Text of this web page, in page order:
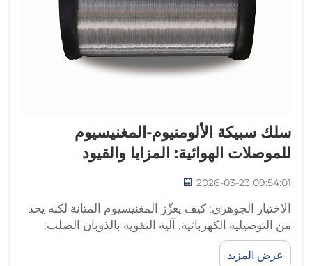
سلك سبيكة الألومنيوم-المغنيسيوم
للموصلات الهوائية: المزايا والقيود
2026-03-23 09:54:01
الاختيار الجوهري: كيف يعزِّز المغنيسيوم المتانة لكنه يحد
من التوصيلية الكهربائية. آلية التقوية بالذوبان الصلب:
تعيق ذرات المغنيسيوم حركة الانزلاقات وتدفق
الإلكترونات. وعندما تندمج ذرات المغنيسيوم في بنية
عرض المزيد